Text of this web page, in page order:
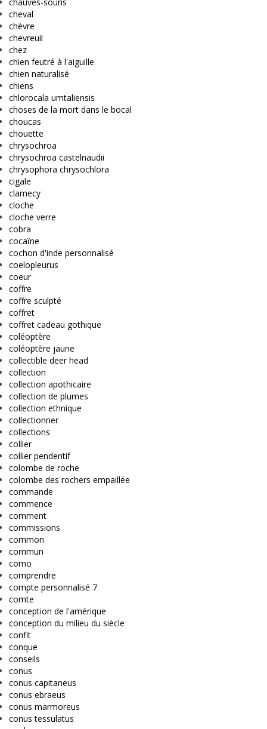
cheval
chèvre
chevreuil
chez
chien feutré à l'aiguille
chien naturalisé
chiens
chlorocala umtaliensis
choses de la mort dans le bocal
choucas
chouette
chrysochroa
chrysochroa castelnaudii
chrysophora chrysochlora
cigale
clamecy
cloche
cloche verre
cobra
cocaïne
cochon d'inde personnalisé
coelopleurus
coeur
coffre
coffre sculpté
coffret
coffret cadeau gothique
coléoptère
coléoptère jaune
collectible deer head
collection
collection apothicaire
collection de plumes
collection ethnique
collectionner
collections
collier
collier pendentif
colombe de roche
colombe des rochers empaillée
commande
commence
comment
commissions
common
commun
como
comprendre
compte personnalisé 7
comte
conception de l'amérique
conception du milieu du siècle
confit
conque
conseils
conus
conus capitaneus
conus ebraeus
conus marmoreus
conus tessulatus